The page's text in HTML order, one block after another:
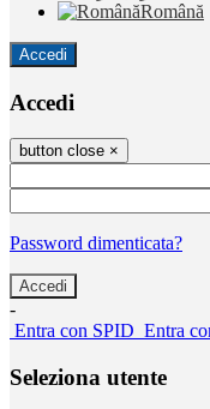
Română
Accedi
Accedi
button close ×
Password dimenticata?
-
Entra con SPID Entra
Seleziona utente